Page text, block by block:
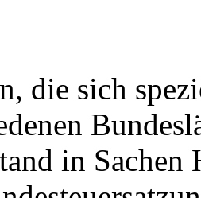
die sich
in